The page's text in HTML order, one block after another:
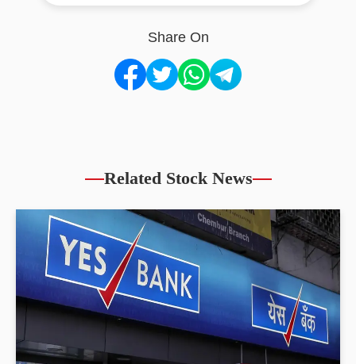
Share On
Related Stock News